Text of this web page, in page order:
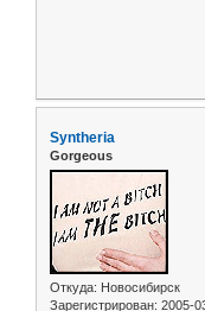
Syntheria
Gorgeous
Откуда: Новосибирск
Зарегистрирован: 2005-